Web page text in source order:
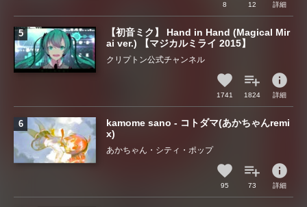
8 12 詳細
【初音ミク】 Hand in Hand (Magical Mir
ai ver.) 【マジカルミライ 2015】
クリプトン公式チャンネル
1741 1824
info
詳細
kamome sano - コトダマ(あかちゃんremi
x)
あかちゃん・シティ・ポップ
95 73
info
詳細